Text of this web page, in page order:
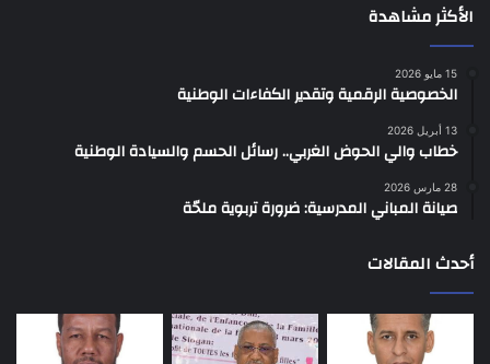
الأكثر مشاهدة
15 مايو 2026
الخصوصية الرقمية وتقدير الكفاءات الوطنية
13 أبريل 2026
خطاب والي الحوض الغربي.. رسائل الحسم والسيادة الوطنية
28 مارس 2026
صيانة المباني المدرسية: ضرورة تربوية ملحّة
أحدث المقالات